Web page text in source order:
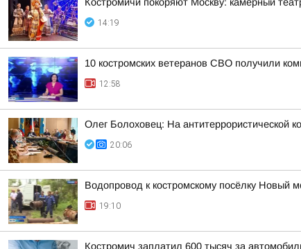
14:19
10 костромских ветеранов СВО получили
12:58
Олег Болоховец: На антитеррористической
20:06
Водопровод к костромскому посёлку Новый
19:10
Костромич заплатил 600 тысяч за